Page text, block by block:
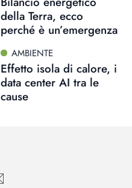
della Terra, ecco
perché è un’emergenza
AMBIENTE
Effetto isola di calore, i
data center AI tra le
cause